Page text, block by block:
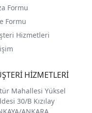
Formu
Formu
Hizmetleri
HİZMETLERİ
Mahallesi Yüksel
30/B Kızılay